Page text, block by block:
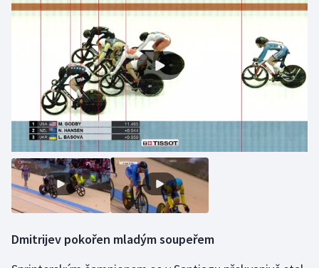
Triatlon
Veslování
Vodní slalom
Volejbal
Ostatní
Dmitrijev pokořen mladým soupeřem